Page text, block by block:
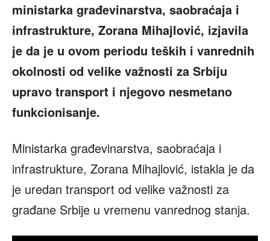
ministarka građevinarstva, saobraćaja i
infrastrukture, Zorana Mihajlović, izjavila
je da je u ovom periodu teških i vanrednih
okolnosti od velike važnosti za Srbiju
upravo transport i njegovo nesmetano
funkcionisanje.
Ministarka građevinarstva, saobraćaja i
infrastrukture, Zorana Mihajlović, istakla je da
je uredan transport od velike važnosti za
građane Srbije u vremenu vanrednog stanja.